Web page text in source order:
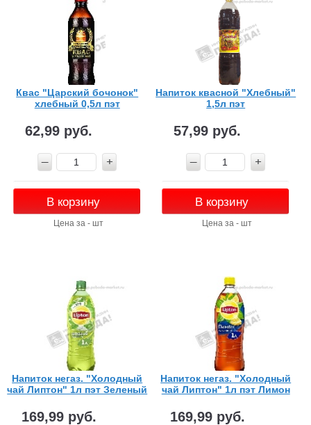
Квас "Царский бочонок"
хлебный 0,5л пэт
62,99 руб.
В корзину
Цена за - шт
Напиток квасной "Хлебный"
1,5л пэт
57,99 руб.
В корзину
Цена за - шт
Напиток негаз. "Холодный
чай Липтон" 1л пэт Зеленый
169,99 руб.
Напиток негаз. "Холодный
чай Липтон" 1л пэт Лимон
169,99 руб.